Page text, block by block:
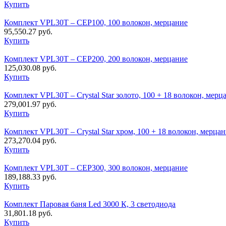
Купить
Комплект VPL30T – CEP100, 100 волокон, мерцание
95,550.27 руб.
Купить
Комплект VPL30T – CEP200, 200 волокон, мерцание
125,030.08 руб.
Купить
Комплект VPL30T – Crystal Star золото, 100 + 18 волокон,
279,001.97 руб.
Купить
Комплект VPL30T – Crystal Star хром, 100 + 18 волокон,
273,270.04 руб.
Купить
Комплект VPL30T – СЕР300, 300 волокон, мерцание
189,188.33 руб.
Купить
Комплект Паровая баня Led 3000 К, 3 светодиода
31,801.18 руб.
Купить